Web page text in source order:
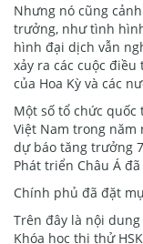
Nhưng nó cũng
trưởng, như tình
hình đại dịch vẫn
xảy ra các cuộc
của Hoa Kỳ và các
Một số tổ chức
Việt Nam trong năm
dự báo tăng trưởng
Phát triển Châu Á
Chính phủ đã đặt
Trên đây là nội
Khóa học thi thử